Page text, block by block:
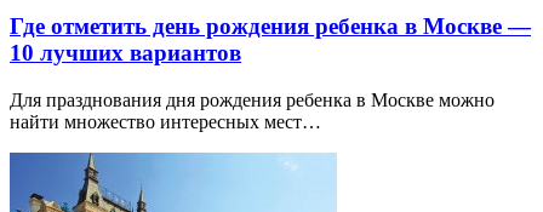
Где отметить день рождения ребенка в Москве —
10 лучших вариантов
Для празднования дня рождения ребенка в Москве можно
найти множество интересных мест…